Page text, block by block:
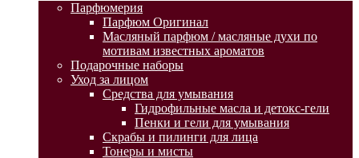
Парфюмерия
Парфюм Оригинал
Масляный парфюм / масляные духи по
мотивам известных ароматов
Подарочные наборы
Уход за лицом
Средства для умывания
Гидрофильные масла и детокс-гели
Пенки и гели для умывания
Скрабы и пилинги для лица
Тонеры и мисты